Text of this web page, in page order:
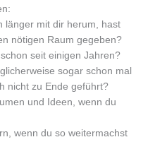
länger mit dir herum, hast
nötigen Raum gegeben?
seit einigen Jahren?
sogar schon mal
nicht zu Ende geführt?
und Ideen, wenn du
wenn du so weitermachst